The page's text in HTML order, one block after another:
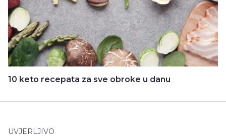
10 keto recepata za sve obroke u danu
UVJERLJIVO